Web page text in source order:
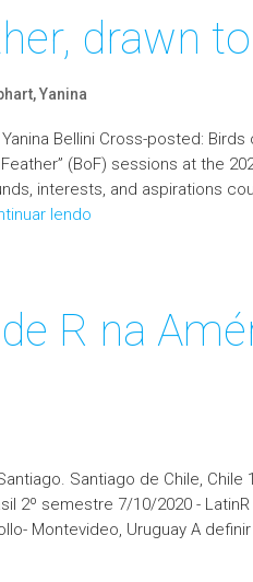
drawn
Yanina
Bellini Cross-posted:
(BoF) sessions at the
interests, and aspirations
lendo
R na
Santiago de Chile, Chile
2º semestre 7/10/2020 -
Montevideo, Uruguay A